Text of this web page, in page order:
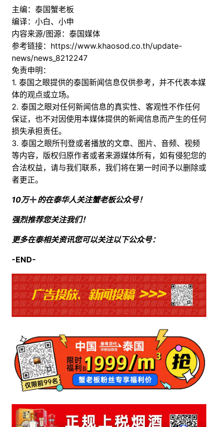
主编：泰国蟹老板
编译：小白、小申
内容来源/图源：泰国媒体
参考链接： https://www.khaosod.co.th/update-
news/news_8212247
免责申明：
1. 泰国之眼提供的泰国新闻信息仅供参考，并不代表本媒
体的观点或立场。
2. 泰国之眼对任何新闻信息的真实性、客观性不作任何
保证，也不对因使用本媒体提供的新闻信息而产生的任何
损失承担责任。
3. 泰国之眼所刊登或者播放的文章、图片、音频、视频
等内容，版权归原作者或者来源媒体所有，如有侵犯您的
合法权益，请与我们联系，我们将在第一时间予以删除或
者更正。
10万 的在泰华人关注蟹老板公众号！
强烈推荐您关注我们！
更多在泰相关资讯您可以关注以下公众号：
-END-